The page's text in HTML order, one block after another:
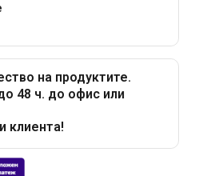
на продуктите.
48 ч. до офис или
клиента!